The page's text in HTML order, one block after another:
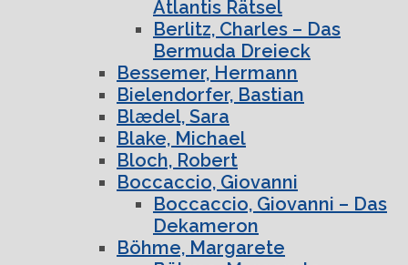
Atlantis Rätsel
Berlitz, Charles – Das
Bermuda Dreieck
Bessemer, Hermann
Bielendorfer, Bastian
Blædel, Sara
Blake, Michael
Bloch, Robert
Boccaccio, Giovanni
Boccaccio, Giovanni – Das
Dekameron
Böhme, Margarete